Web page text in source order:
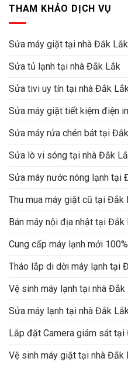
THAM KHẢO DỊCH VỤ
Sửa máy giặt tại nhà Đắk Lắk
Sửa tủ lạnh tại nhà Đắk Lắk
Sửa tivi uy tín tại nhà Đắk Lắk
Sửa máy giặt tiết kiệm điện
Sửa máy rửa chén bát tại
Sửa lò vi sóng tại nhà Đắk
Sửa máy nước nóng lạnh tại
Thu mua máy giặt cũ tại Đắk
Bán máy nội địa nhật tại Đắk
Cung cấp máy lạnh mới 100%
Tháo lắp di dời máy lạnh tại
Vệ sinh máy lạnh tại nhà Đắk
Sửa máy lạnh tại nhà Đắk Lắk
Lắp đặt Camera giám sát tại
Vệ sinh máy giặt tại nhà Đắk